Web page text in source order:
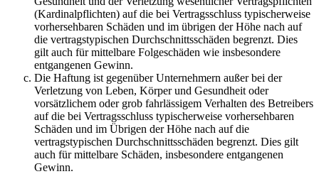
(Kardinalpflichten) auf die bei Vertragsschluss typischerweise
vorhersehbaren Schäden und im übrigen der Höhe nach auf
die vertragstypischen Durchschnittsschäden begrenzt. Dies
gilt auch für mittelbare Folgeschäden wie insbesondere
entgangenen Gewinn.
Die Haftung ist gegenüber Unternehmern außer bei der
Verletzung von Leben, Körper und Gesundheit oder
vorsätzlichem oder grob fahrlässigem Verhalten des Betreibers
auf die bei Vertragsschluss typischerweise vorhersehbaren
Schäden und im Übrigen der Höhe nach auf die
vertragstypischen Durchschnittsschäden begrenzt. Dies gilt
auch für mittelbare Schäden, insbesondere entgangenen
Gewinn.